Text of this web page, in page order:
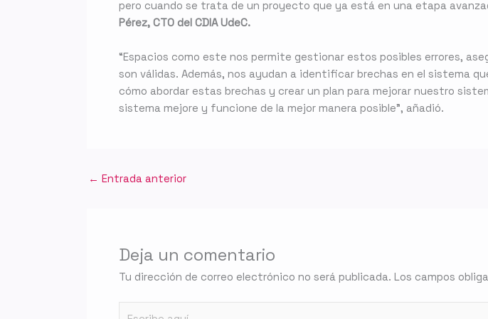
pero cuando se trata de un proyecto que ya está en una etapa
Pérez, CTO del CDIA UdeC.
“Espacios como este nos permite gestionar estos posibles errores,
son válidas. Además, nos ayudan a identificar brechas en el sistema
cómo abordar estas brechas y crear un plan para mejorar nuestro
sistema mejore y funcione de la mejor manera posible”, añadió.
← Entrada anterior
Deja un comentario
Tu dirección de correo electrónico no será publicada. Los campos